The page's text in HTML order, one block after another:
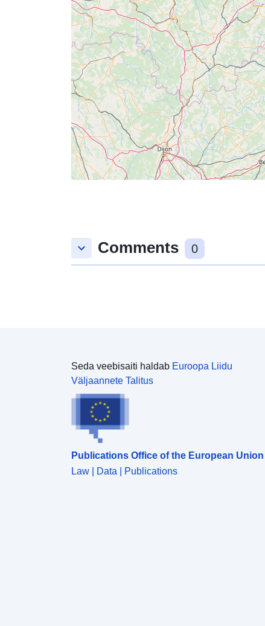
keyboard_arrow_down Comments 0
Seda veebisaiti haldab Euroopa Liidu
Väljaannete Talitus
Publications Office of the European Union
Law | Data | Publications